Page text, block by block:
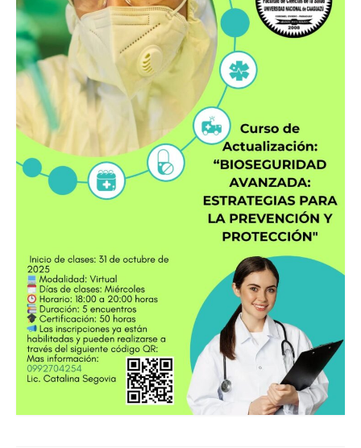
Estudiantes
Curso Preparatorio de Ingreso (CPI)
Admisión
LIsta beneficiarios Gratuidad
Docentes
Documentos para Confirmacion y Concurso
Docente
Plan de Actualización Docente
Trámites
Recursos Virtuales
Noticias
Postgrado